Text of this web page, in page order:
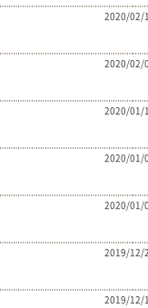
2020/02/
2020/02/
2020/01/
2020/01/
2020/01/
2019/12/
2019/12/